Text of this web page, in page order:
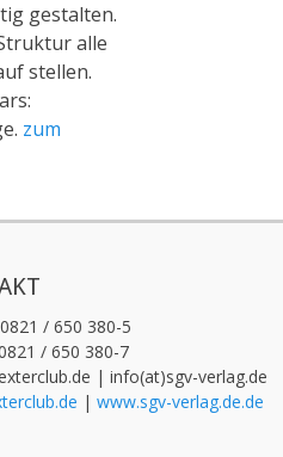
gestalten.
alle
stellen.
zum
/ 650 380-5
/ 650 380-7
| info(at)sgv-verlag.de
| www.sgv-verlag.de.de